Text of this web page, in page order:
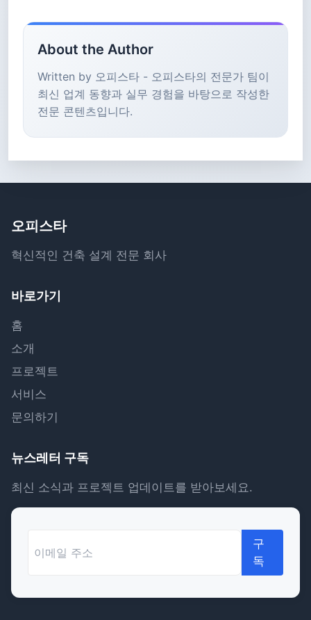
About the Author
Written by 오피스타 - 오피스타의 전문가 팀이
최신 업계 동향과 실무 경험을 바탕으로 작성한
전문 콘텐츠입니다.
오피스타
혁신적인 건축 설계 전문 회사
바로가기
홈
소개
프로젝트
서비스
문의하기
뉴스레터 구독
최신 소식과 프로젝트 업데이트를 받아보세요.
구
독